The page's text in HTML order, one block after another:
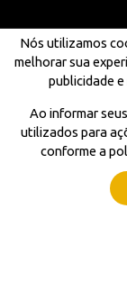
Nós utilizamos
melhorar sua
publicidade
Ao informar
utilizados para
conforme a